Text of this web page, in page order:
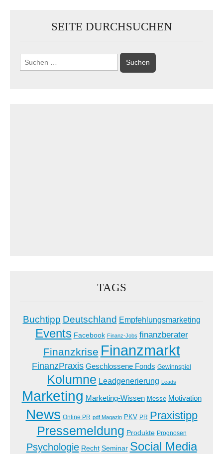
SEITE DURCHSUCHEN
Suchen
nach:
TAGS
Buchtipp Deutschland Empfehlungsmarketing
Events Facebook Finanz-Jobs finanzberater
Finanzkrise Finanzmarkt
FinanzPraxis Geschlossene Fonds Gewinnspiel
Kolumne Leadgenerierung Leads
Marketing Marketing-Wissen Messe Motivation
News Online PR pdf Magazin PKV PR Praxistipp
Pressemeldung Produkte Prognosen
Psychologie Recht Seminar Social Media